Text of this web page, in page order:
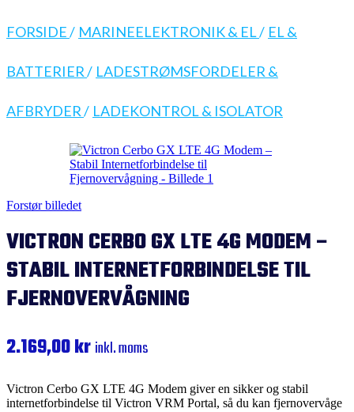
FORSIDE/ MARINEELEKTRONIK & EL/ EL &
BATTERIER/ LADESTRØMSFORDELER &
AFBRYDER/ LADEKONTROL & ISOLATOR
Forstør billedet
VICTRON CERBO GX LTE 4G MODEM –
STABIL INTERNETFORBINDELSE TIL
FJERNOVERVÅGNING
2.169,00kr inkl. moms
Victron Cerbo GX LTE 4G Modem giver en sikker og stabil
internetforbindelse til Victron VRM Portal, så du kan fjernovervåge